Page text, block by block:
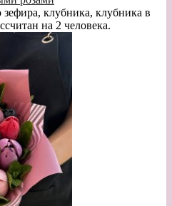
зефира, клубника, клубника в
на 2 человека.